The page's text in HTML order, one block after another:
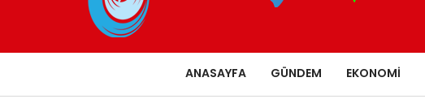
ANASAYFA GÜNDEM EKONOMI